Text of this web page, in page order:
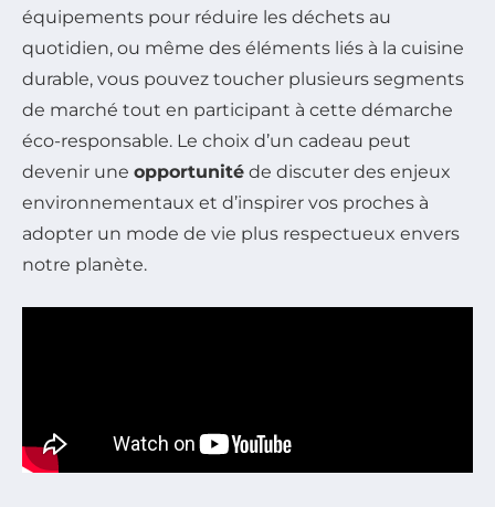
équipements pour réduire les déchets au
quotidien, ou même des éléments liés à la cuisine
durable, vous pouvez toucher plusieurs segments
de marché tout en participant à cette démarche
éco-responsable. Le choix d’un cadeau peut
devenir une opportunité de discuter des enjeux
environnementaux et d’inspirer vos proches à
adopter un mode de vie plus respectueux envers
notre planète.